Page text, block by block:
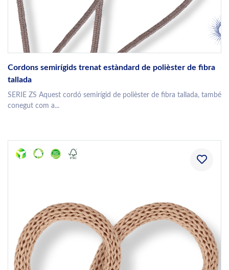
Cordons semirígids trenat estàndard de polièster de fibra
tallada
SERIE ZS Aquest cordó semirígid de polièster de fibra tallada, també
conegut com a...